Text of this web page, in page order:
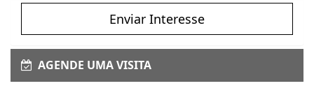
Enviar Interesse
AGENDE UMA VISITA